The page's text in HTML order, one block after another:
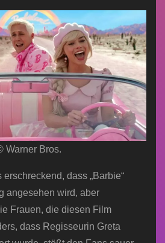
Warner Bros.
dass „Barbie“
angesehen wird, aber
Frauen, die diesen Film
dass Regisseurin Greta